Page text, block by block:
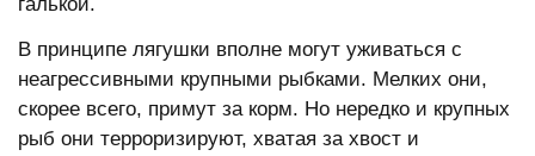
В принципе лягушки вполне могут уживаться с
неагрессивными крупными рыбками. Мелких они,
скорее всего, примут за корм. Но нередко и крупных
рыб они терроризируют, хватая за хвост и